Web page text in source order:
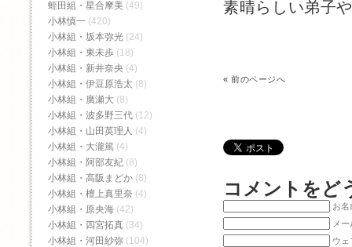
素晴らしい弟子
«前のページへ
コメントをど
お名
メ
ウェ
蛭田組・星合摩美 (49)
小林慎一 (420)
小林組・坂本弥光 (24)
小林組・東未歩 (18)
小林組・新井奈央 (4)
小林組・伊豆原浩太 (8)
小林組・廣瀬大 (8)
小林組・波多野三代 (12)
小林組・山田英理人 (4)
小林組・大瀧篤 (4)
小林組・阿部友紀 (8)
小林組・高阪まどか (8)
小林組・檀上真里奈 (4)
小林組・原央海 (42)
小林組・四宮拓真 (34)
小林組・河田紗弥 (104)